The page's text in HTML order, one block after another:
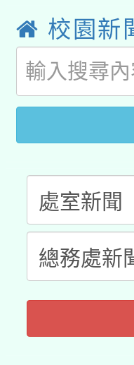
薪期間
轉知經
業技
用水績
115年
桃園
開 智
2026
校園新